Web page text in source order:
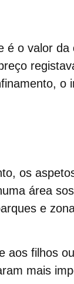
é o valor da
o
os
área
e
aos filhos
mais